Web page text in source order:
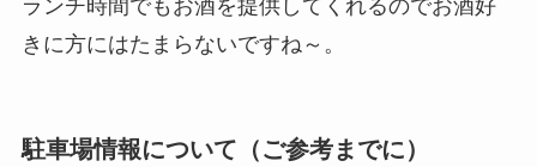
ランチ時間でもお酒を提供してくれるのでお酒好
きに方にはたまらないですね～。
駐車場情報について（ご参考までに）